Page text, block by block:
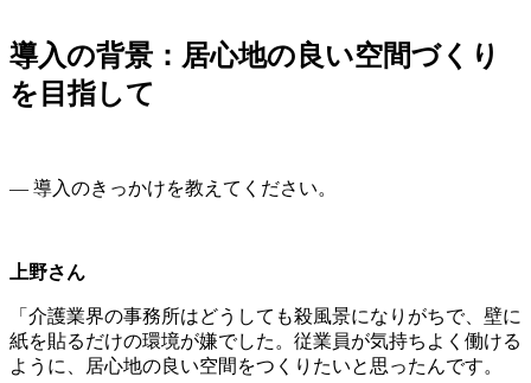
導入の背景：居心地の良い空間づくり
を目指して
― 導入のきっかけを教えてください。
上野さん
「介護業界の事務所はどうしても殺風景になりがちで、壁に
紙を貼るだけの環境が嫌でした。従業員が気持ちよく働ける
ように、居心地の良い空間をつくりたいと思ったんです。